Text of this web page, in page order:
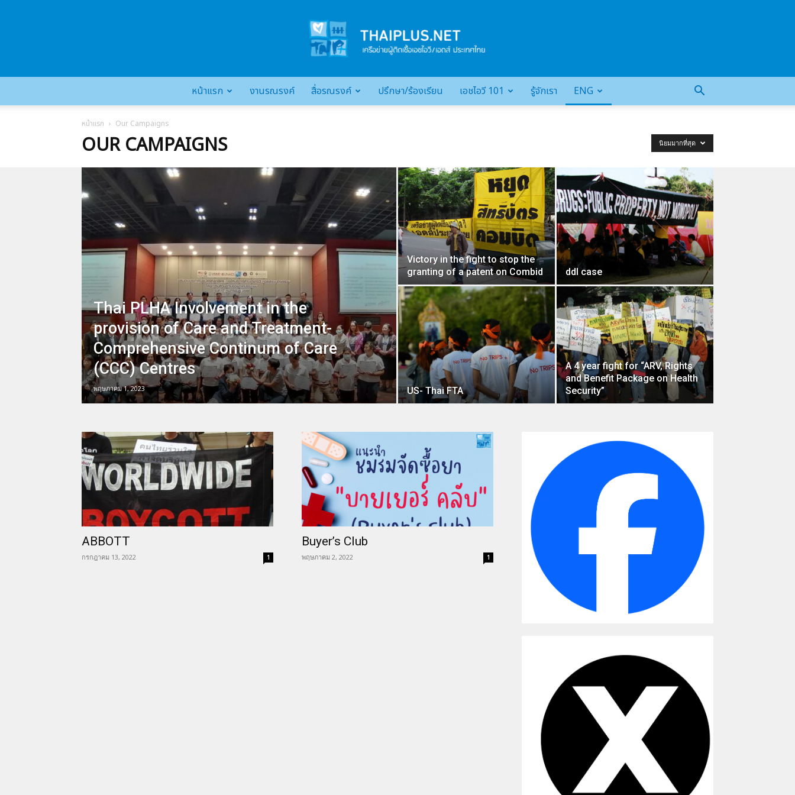
เครือ
ข่าย
ผู้
ติด
เชื้อ
หน้าแรก งานรณรงค์ สื่อรณรงค์ ปรึกษา/ร้องเรียน เอชไอวี 101 รู้จักเรา ENG
หน้าแรก Our Campaigns
OUR CAMPAIGNS นิยมมากที่สุด
Thai PLHA Involvement in the
provision of Care and Treatment-
Comprehensive Continum of Care
(CCC) Centres
พฤษภาคม 1, 2023
Victory in the fight to stop the
granting of a patent on Combid
ddI case
US- Thai FTA
A 4 year fight for “ARV, Rights
and Benefit Package on Health
Security”
ABBOTT
กรกฎาคม 13, 2022 1
Buyer’s Club
พฤษภาคม 2, 2022 1